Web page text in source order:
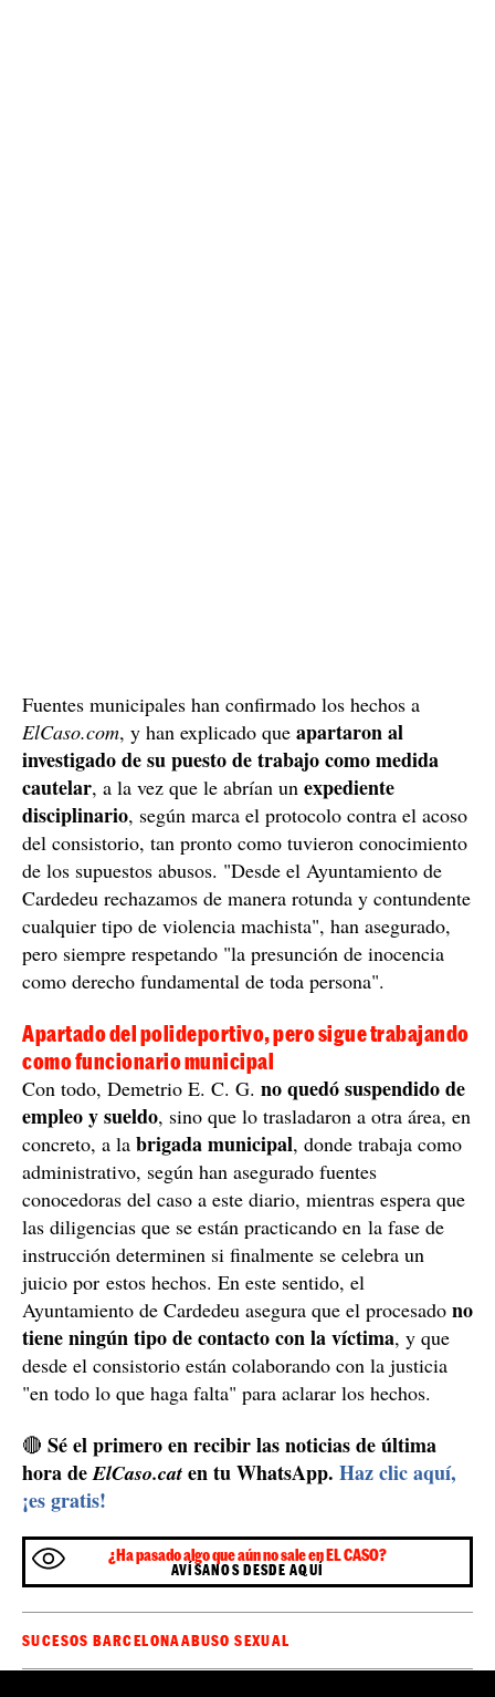
Fuentes municipales han confirmado los hechos a
ElCaso.com, y han explicado que apartaron al
investigado de su puesto de trabajo como medida
cautelar, a la vez que le abrían un expediente
disciplinario, según marca el protocolo contra el acoso
del consistorio, tan pronto como tuvieron conocimiento
de los supuestos abusos. "Desde el Ayuntamiento de
Cardedeu rechazamos de manera rotunda y contundente
cualquier tipo de violencia machista", han asegurado,
pero siempre respetando "la presunción de inocencia
como derecho fundamental de toda persona".
Apartado del polideportivo, pero sigue trabajando
como funcionario municipal
Con todo, Demetrio E. C. G. no quedó suspendido de
empleo y sueldo, sino que lo trasladaron a otra área, en
concreto, a la brigada municipal, donde trabaja como
administrativo, según han asegurado fuentes
conocedoras del caso a este diario, mientras espera que
las diligencias que se están practicando en la fase de
instrucción determinen si finalmente se celebra un
juicio por estos hechos. En este sentido, el
Ayuntamiento de Cardedeu asegura que el procesado no
tiene ningún tipo de contacto con la víctima, y que
desde el consistorio están colaborando con la justicia
"en todo lo que haga falta" para aclarar los hechos.
🔴 Sé el primero en recibir las noticias de última
hora deElCaso.cat en tu WhatsApp. Haz clic aquí,
¡es gratis!
¿Ha pasado algo que aún no sale en EL CASO?
AVÍSANOS DESDE AQUÍ
SUCESOS BARCELONAABUSO SEXUAL